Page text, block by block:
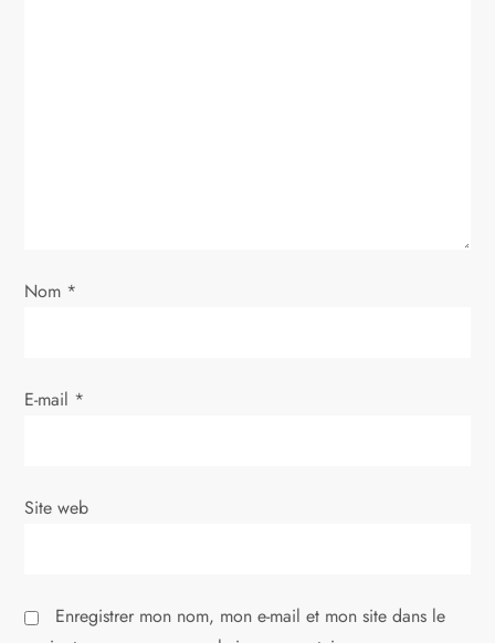
’
r
i
l
Nom *
E-mail *
Site web
Enregistrer mon nom, mon e-mail et mon site dans le